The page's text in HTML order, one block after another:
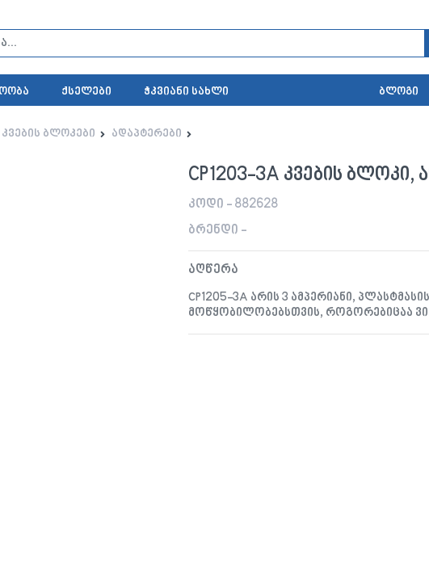
ქსელები ჭკვიანი სახლი ბლოგი
კვების ბლოკები ადაპტერები
CP1203-3A კვების ბლოკი,
კოდი - 882628
ბრენდი -
აღწერა
CP1205-3A არის 3 ამპერიანი,
მოწყობილობებსთვის, როგორებიცაა